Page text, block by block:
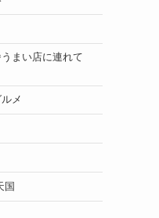
まい店に連れて
メ
国